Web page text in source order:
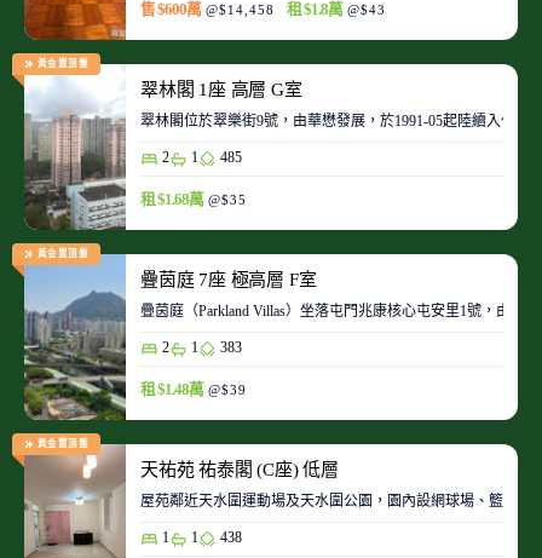
售 $600萬 @$14,458 租 $1.8萬 @$43
黃金置頂盤
翠林閣 1座 高層 G室
翠林閣位於翠樂街9號，由華懋發展，於1991-05起陸續入伙
2 1 485
租 $1.68萬 @$35
黃金置頂盤
疊茵庭 7座 極高層 F室
疊茵庭（Parkland Villas）坐落屯門兆康核心屯安里1號，由
2 1 383
租 $1.48萬 @$39
黃金置頂盤
天祐苑 祐泰閣 (C座) 低層
屋苑鄰近天水圍運動場及天水圍公園，園內設網球場、籃球
1 1 438